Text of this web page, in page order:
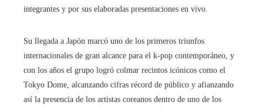
integrantes y por sus elaboradas presentaciones en vivo.
Su llegada a Japón marcó uno de los primeros triunfos
internacionales de gran alcance para el k-pop contemporáneo, y
con los años el grupo logró colmar recintos icónicos como el
Tokyo Dome, alcanzando cifras récord de público y afianzando
así la presencia de los artistas coreanos dentro de uno de los